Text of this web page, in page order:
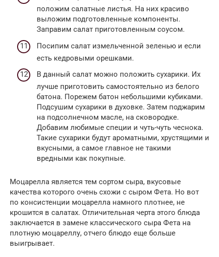
положим салатные листья. На них красиво
выложим подготовленные компоненты.
Заправим салат приготовленным соусом.
Посипим салат измельченной зеленью и если
есть кедровыми орешками.
В данный салат можно положить сухарики. Их
лучше приготовить самостоятельно из белого
батона. Порежем батон небольшими кубиками.
Подсушим сухарики в духовке. Затем поджарим
на подсолнечном масле, на сковородке.
Добавим любимые специи и чуть-чуть чеснока.
Такие сухарики будут ароматными, хрустящими и
вкусными, а самое главное не такими
вредными как покупные.
Моцарелла является тем сортом сыра, вкусовые
качества которого очень схожи с сыром Фета. Но вот
по консистенции моцарелла намного плотнее, не
крошится в салатах. Отличительная черта этого блюда
заключается в замене классического сыра Фета на
плотную моцареллу, отчего блюдо еще больше
выигрывает.